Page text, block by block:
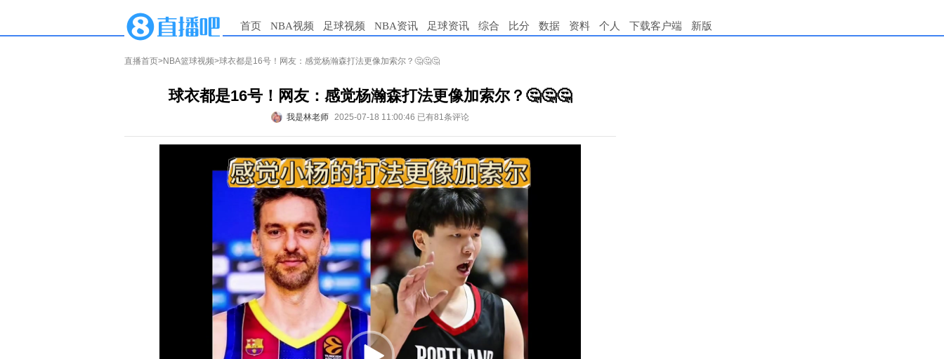
首页 NBA视频 足球视频 NBA资讯 足球资讯 综合 比分 数据 资料 个人 下载客户端 新版
直播首页>NBA篮球视频>球衣都是16号！网友：感觉杨瀚森打法更像加索尔？🤔🤔🤔
球衣都是16号！网友：感觉杨瀚森打法更像加索尔？🤔🤔🤔
我是林老师 2025-07-18 11:00:46 已有81条评论